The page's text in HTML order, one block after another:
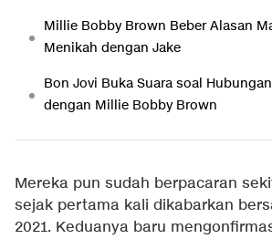
Millie Bobby Brown Beber Alasan
Menikah dengan Jake
Bon Jovi Buka Suara soal
dengan Millie Bobby Brown
Mereka pun sudah berpacaran
sejak pertama kali dikabarkan
2021. Keduanya baru